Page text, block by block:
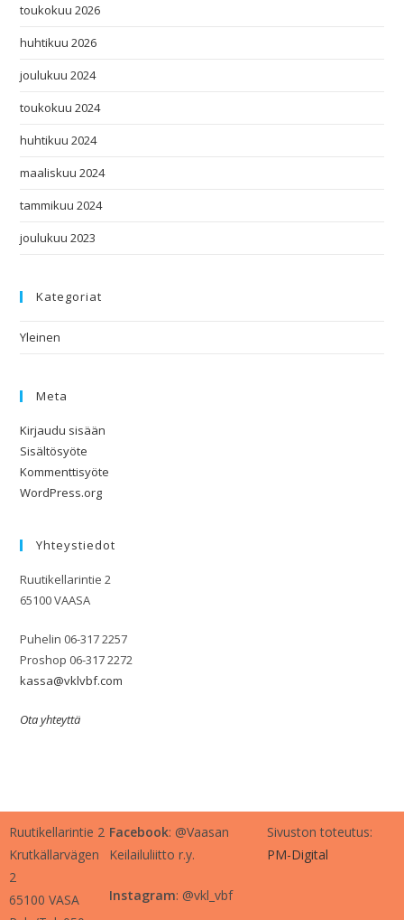
toukokuu 2026
huhtikuu 2026
joulukuu 2024
toukokuu 2024
huhtikuu 2024
maaliskuu 2024
tammikuu 2024
joulukuu 2023
Kategoriat
Yleinen
Meta
Kirjaudu sisään
Sisältösyöte
Kommenttisyöte
WordPress.org
Yhteystiedot
Ruutikellarintie 2
65100 VAASA
Puhelin 06-317 2257
Proshop 06-317 2272
kassa@vklvbf.com
Ota yhteyttä
Ruutikellarintie 2
Krutkällarvägen
2
65100 VASA
Facebook: @Vaasan
Keilailuliitto r.y.
Instagram: @vkl_vbf
Sivuston toteutus:
PM-Digital